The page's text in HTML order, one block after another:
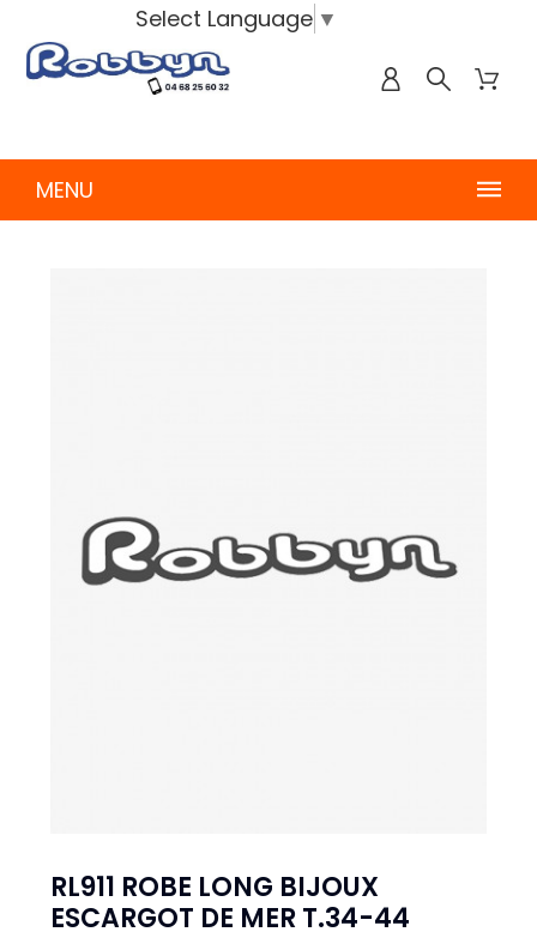
Select Language ▼
MENU
RL911 ROBE LONG BIJOUX
ESCARGOT DE MER T.34-44